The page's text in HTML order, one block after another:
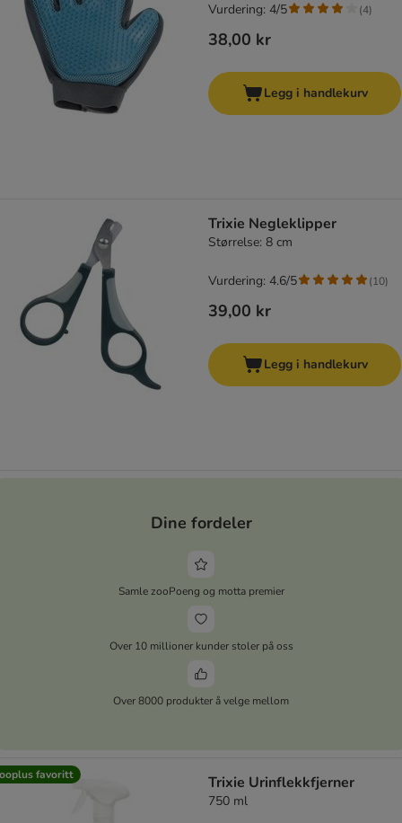
38,00 kr
Vurdering: 4/5 (4)
Legg i handlekurv
Trixie Negleklipper
Størrelse: 8 cm
39,00 kr
Vurdering: 4.6/5 (10)
Legg i handlekurv
Dine fordeler
Samle zooPoeng og motta premier
Over 10 millioner kunder stoler på oss
Over 8000 produkter å velge mellom
favoritt Trixie Urinflekkfjerner
750 ml